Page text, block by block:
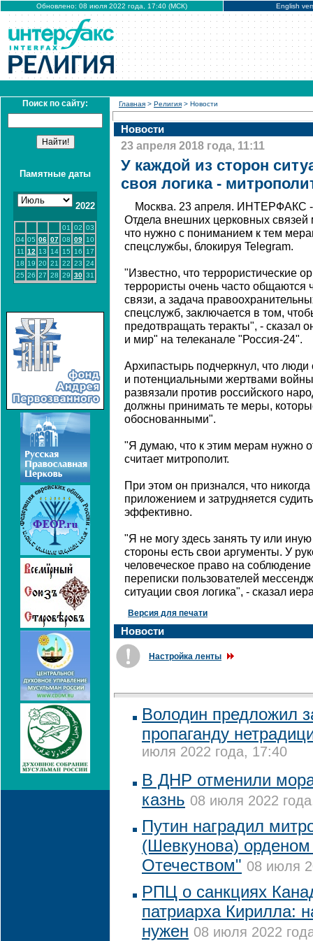
Обновлено: 08 июля 2022 года, 17:40 (МСК) English
Поиск по сайту:
Памятные даты
2022
01 02 03
04 05 06 07 08 09 10
11 12 13 14 15 16
17
18 19 20 21 22 23 24
25 26 27 28 29 30 31
Главная > Религия > Новости
Новости
23 апреля 2018 года, 11:11
У каждой из сторон
своя логика -
Москва. 23 апреля. ИНТЕРФАКС -
Отдела внешних церковных связей
что нужно с пониманием к тем
спецслужбы, блокируя Telegram.
"Известно, что террористические
террористы очень часто общаются
связи, а задача
спецслужб, заключается в том,
предотвращать теракты", - сказал
и мир" на телеканале "Россия-24".
Архипастырь подчеркнул, что
и потенциальными жертвами
развязали против российского
должны принимать те меры,
обоснованными".
"Я думаю, что к этим мерам нужно
считает митрополит.
При этом он признался, что
приложением и затрудняется
эффективно.
"Я не могу здесь занять ту или
стороны есть свои аргументы. У
человеческое право на
переписки пользователей
ситуации своя логика", - сказал
Версия для печати
Новости
Настройка ленты
Володин предложил
пропаганду
июля 2022 года, 17:40
В ДНР отменили
казнь 08 июля 2022
Путин наградил
(Шевкунова) орденом
Отечеством" 08 июля
РПЦ о санкциях
патриарха Кирилла:
нужен 08 июля 2022